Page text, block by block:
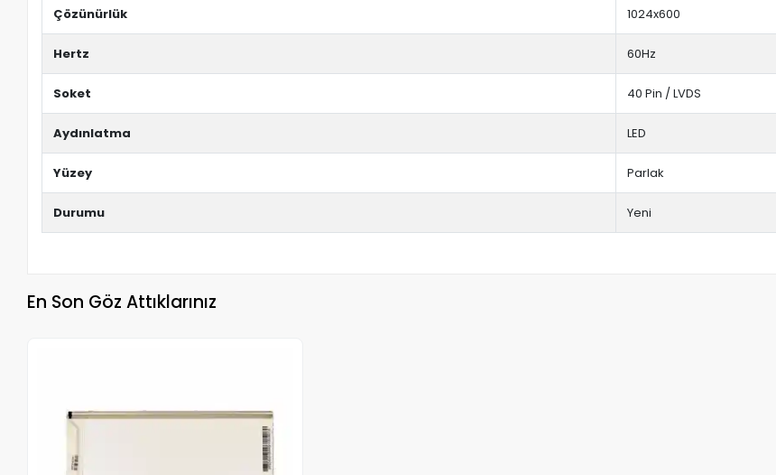
Çözünürlük 1024x600
Hertz 60Hz
Soket 40 Pin / LVDS
Aydınlatma LED
Yüzey Parlak
Durumu Yeni
En Son Göz Attıklarınız